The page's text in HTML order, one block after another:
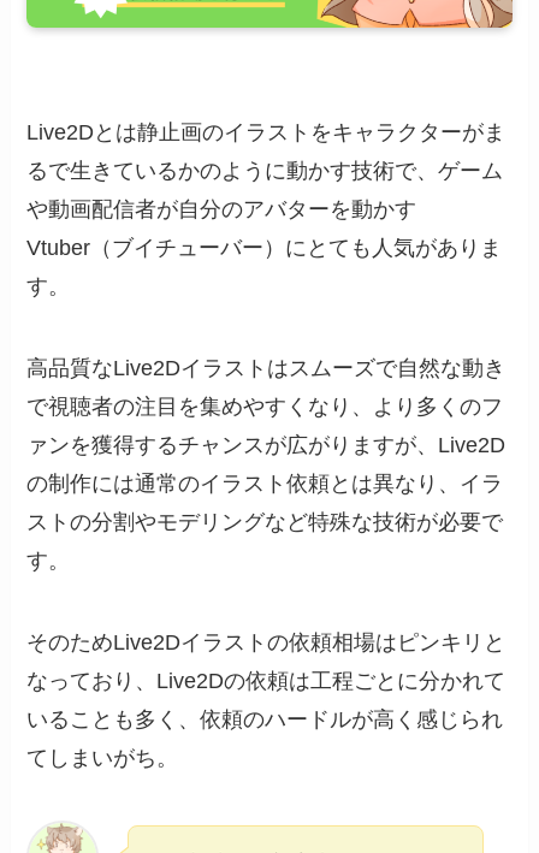
Live2Dとは静止画のイラストをキャラクターがま
るで生きているかのように動かす技術で、ゲーム
や動画配信者が自分のアバターを動かす
Vtuber（ブイチューバー）にとても人気がありま
す。
高品質なLive2Dイラストはスムーズで自然な動き
で視聴者の注目を集めやすくなり、より多くのフ
ァンを獲得するチャンスが広がりますが、Live2D
の制作には通常のイラスト依頼とは異なり、イラ
ストの分割やモデリングなど特殊な技術が必要で
す。
そのためLive2Dイラストの依頼相場はピンキリと
なっており、Live2Dの依頼は工程ごとに分かれて
いることも多く、依頼のハードルが高く感じられ
てしまいがち。